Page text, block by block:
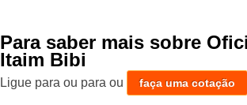
Para saber mais sobre
Itaim Bibi
Ligue paraou paraou faça uma cotação